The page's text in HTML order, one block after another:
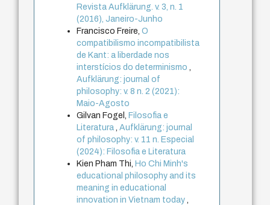
Revista Aufklärung. v. 3, n. 1
(2016), Janeiro-Junho
Francisco Freire,O
compatibilismo incompatibilista
de Kant: a liberdade nos
interstícios do determinismo
Aufklärung: journal of
philosophy: v. 8 n. 2 (2021):
Maio-Agosto
Gilvan Fogel,Filosofia e
Literatura ,Aufklärung: journal
of philosophy: v. 11 n. Especial
(2024): Filosofia e Literatura
Kien Pham Thi,Ho Chi Minh's
educational philosophy and its
meaning in educational
innovation in Vietnam today